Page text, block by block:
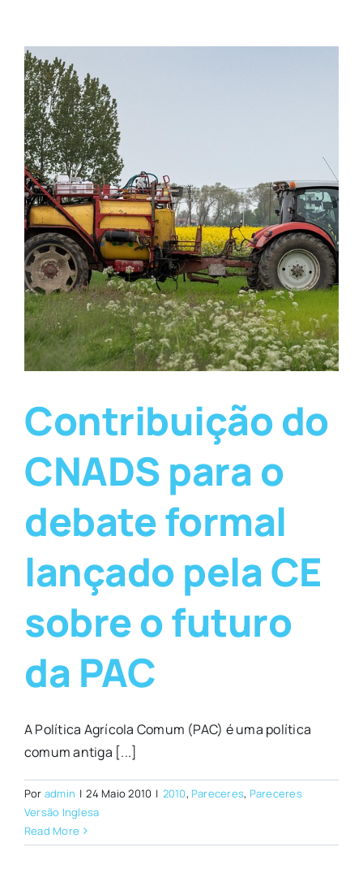
Contribuição do
CNADS para o
debate formal
lançado pela CE
sobre o futuro
da PAC
A Política Agrícola Comum (PAC) é uma política
comum antiga [...]
Por admin | 24 Maio 2010 | 2010, Pareceres, Pareceres
Versão Inglesa
Read More